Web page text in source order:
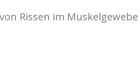
Rissen im